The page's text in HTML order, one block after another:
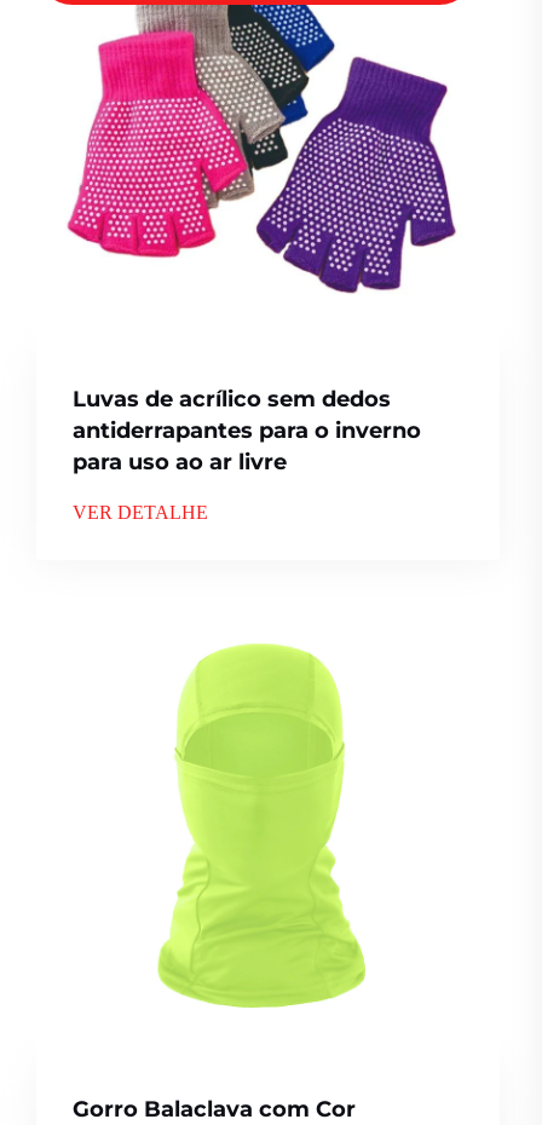
Luvas de acrílico sem dedos
antiderrapantes para o inverno
para uso ao ar livre
VER DETALHE
Gorro Balaclava com Cor